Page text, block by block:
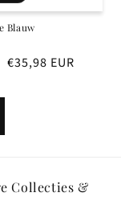
Blauw
Aanbiedingsprijs
€35,98 EUR
Collecties &